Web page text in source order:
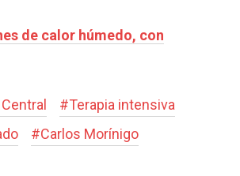
de calor húmedo, con
#Terapia intensiva
#Carlos Morínigo